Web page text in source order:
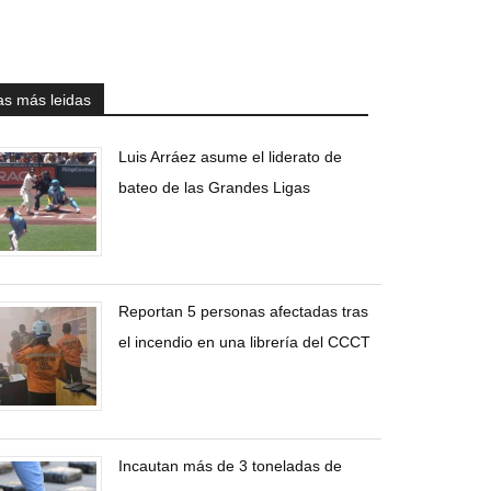
más leidas
Luis Arráez asume el liderato de
bateo de las Grandes Ligas
Reportan 5 personas afectadas tras
el incendio en una librería del CCCT
Incautan más de 3 toneladas de